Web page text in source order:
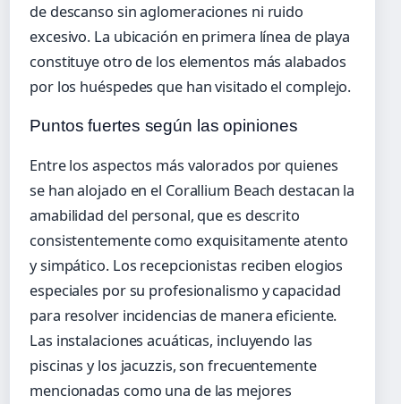
de descanso sin aglomeraciones ni ruido
excesivo. La ubicación en primera línea de playa
constituye otro de los elementos más alabados
por los huéspedes que han visitado el complejo.
Puntos fuertes según las opiniones
Entre los aspectos más valorados por quienes
se han alojado en el Corallium Beach destacan la
amabilidad del personal, que es descrito
consistentemente como exquisitamente atento
y simpático. Los recepcionistas reciben elogios
especiales por su profesionalismo y capacidad
para resolver incidencias de manera eficiente.
Las instalaciones acuáticas, incluyendo las
piscinas y los jacuzzis, son frecuentemente
mencionadas como una de las mejores